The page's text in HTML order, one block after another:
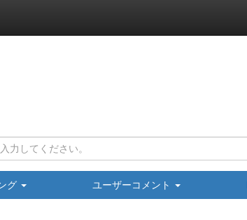
グ ユーザーコメント